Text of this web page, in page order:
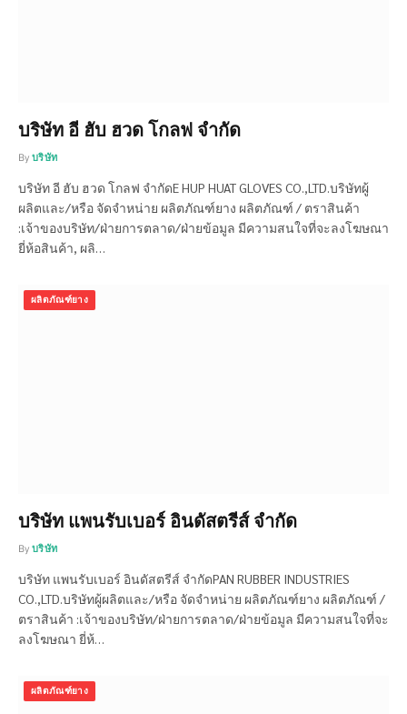
บริษัท อี ฮับ ฮวด โกลฟ จำกัด
By บริษัท
บริษัท อี ฮับ ฮวด โกลฟ จำกัดE HUP HUAT GLOVES CO.,LTD.บริษัทผู้
ผลิตและ/หรือ จัดจำหน่าย ผลิตภัณฑ์ยาง ผลิตภัณฑ์ / ตราสินค้า
:เจ้าของบริษัท/ฝ่ายการตลาด/ฝ่ายข้อมูล มีความสนใจที่จะลงโฆษณา
ยี่ห้อสินค้า, ผลิ…
ผลิตภัณฑ์ยาง
บริษัท แพนรับเบอร์ อินดัสตรีส์ จำกัด
By บริษัท
บริษัท แพนรับเบอร์ อินดัสตรีส์ จำกัดPAN RUBBER INDUSTRIES
CO.,LTD.บริษัทผู้ผลิตและ/หรือ จัดจำหน่าย ผลิตภัณฑ์ยาง ผลิตภัณฑ์ /
ตราสินค้า :เจ้าของบริษัท/ฝ่ายการตลาด/ฝ่ายข้อมูล มีความสนใจที่จะ
ลงโฆษณา ยี่ห้…
ผลิตภัณฑ์ยาง